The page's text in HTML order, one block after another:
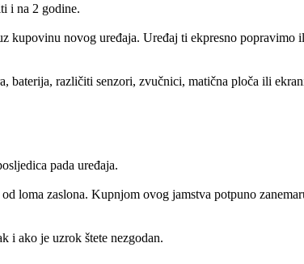
i na 2 godine.
novog uređaja. Uređaj ti ekpresno popravimo
baterija, različiti senzori, zvučnici, matična ploča ili
pada uređaja.
loma zaslona. Kupnjom ovog jamstva potpuno
i ako je uzrok štete nezgodan.